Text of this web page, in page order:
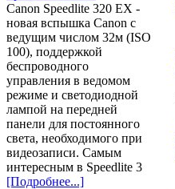
Canon Speedlite 320 EX -
новая вспышка Canon с
ведущим числом 32м (ISO
100), поддержкой
беспроводного
управления в ведомом
режиме и светодиодной
лампой на передней
панели для постоянного
света, необходимого при
видеозаписи. Самым
интересным в Speedlite 3
[Подробнее...]